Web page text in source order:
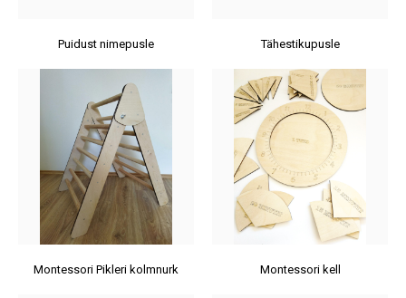
Puidust nimepusle Tähestikupusle
Montessori Pikleri kolmnurk Montessori kell